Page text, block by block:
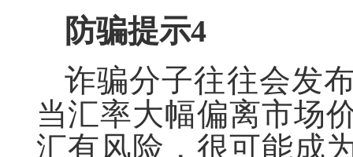
防骗提示4
诈骗分子往往会发
当汇率大幅偏离市场
汇有风险，很可能成